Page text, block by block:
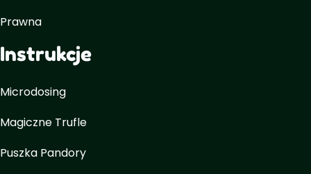
Prawna
Instrukcje
Microdosing
Magiczne Trufle
Puszka Pandory